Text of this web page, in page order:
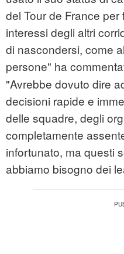
del Tour de France
interessi degli altri
di nascondersi, come
persone" ha
"Avrebbe dovuto dire
decisioni rapide e
delle squadre, degli
completamente
infortunato, ma questi
abbiamo bisogno dei